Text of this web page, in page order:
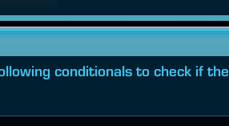
conditionals to check if the